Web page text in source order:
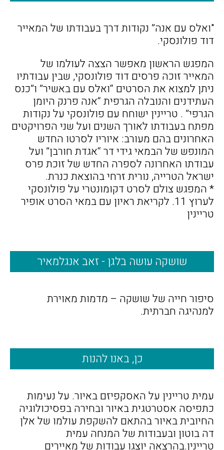
"ואלס עם אנה” נקודות דרך בעבודתו של המאייר
דוד פולונסקי.
המפגש הראשון מאפשר הצצה לעולמו של
המאייר זוכה פרסים דוד פולונסקי, שבין עבודתיו
ניתן למצוא את הסרטים “ואלס עם באשיר” ו”כנס
העתידנים והנובלה הגרפית “אנה פרנק היומן
הגרפי” . טריינין ישוחח עם פולונסקי על נקודות
מפתח בעבודתו לאורך השנים ועל שני הפרויקטים
האחרונים בהם מעורב: איוריו לסרטו החדש
המונפש של הבמאי גידי דר “אגדת חורבן” ועל
עבודתו האחרונה לספרה החדש של זוכת פרס
ישראל הטרייה, נורית זרחי בהוצאת כנרת.
* המפגש צולם לסרט דקומונטרי על פולונסקי
לערוץ 11. לקריאת ראיון עם במאי הסרט אופיר
טריינין
שושקה עושה בלגן - זאב אנגלמאיר
סיפור חייה של שושקה – מדמות מאוירת
למנהיגה חברתית.
כן, באנו להנות
עמית טריינין על האסקפיזם באיור. על נעימות
כתפיסה אסטרטגית באיור ובחירה בפסיכולוגיה
החיובית באיור בהתאם להשקפת עולמו של אלן
דה בוטון ובעבודות של המנחה עמית
טריינין.בהרצאה יוצגו עבודות של מאיירים